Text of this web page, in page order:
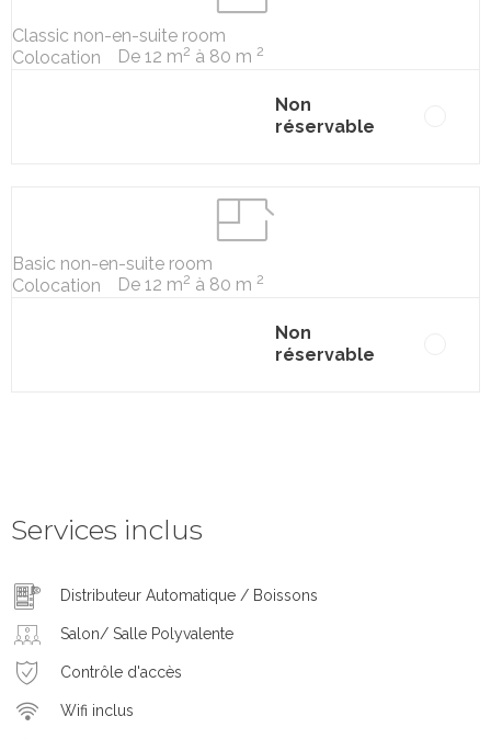
Classic non-en-suite room
Colocation
De 12 m2 à 80 m 2
Non
réservable
Basic non-en-suite room
Colocation
De 12 m2 à 80 m 2
Non
réservable
Services inclus
Distributeur Automatique / Boissons
Salon/ Salle Polyvalente
Contrôle d'accès
Wifi inclus